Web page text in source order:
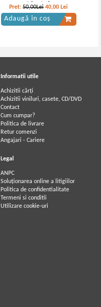
trimeteri
Pret:50,00Lei 40,00 Lei
Adaugă în coș
Informatii utile
Achizitii cărți
Achizitii viniluri, casete, CD/DVD
Contact
Cum cumpar?
Politica de livrare
Retur comenzi
Angajari - Cariere
Legal
ANPC
Soluționarea online a litigiilor
Politica de confidentialitate
Termeni si conditii
Utilizare cookie-uri